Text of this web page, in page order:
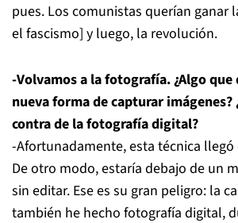
pues. Los comunistas querían ganar
el fascismo] y luego, la revolución.
-Volvamos a la fotografía. ¿Algo
nueva forma de capturar imágenes?
contra de la fotografía digital?
-Afortunadamente, esta técnica
De otro modo, estaría debajo de un
sin editar. Ese es su gran peligro: la
también he hecho fotografía digital,